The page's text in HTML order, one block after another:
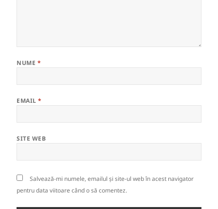
NUME *
EMAIL*
SITE WEB
Salvează-mi numele, emailul și site-ul web în acest navigator
pentru data viitoare când o să comentez.